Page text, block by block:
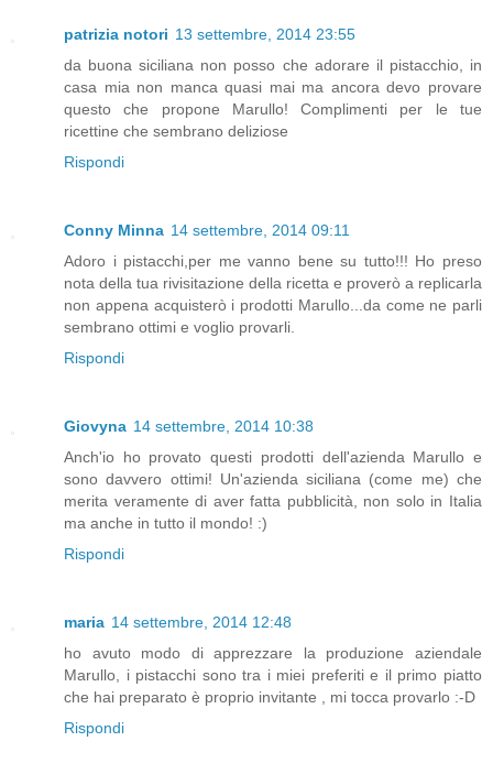
patrizia notori 13 settembre, 2014 23:55
da buona siciliana non posso che adorare il pistacchio, in
casa mia non manca quasi mai ma ancora devo provare
questo che propone Marullo! Complimenti per le tue
ricettine che sembrano deliziose
Rispondi
Conny Minna 14 settembre, 2014 09:11
Adoro i pistacchi,per me vanno bene su tutto!!! Ho preso
nota della tua rivisitazione della ricetta e proverò a replicarla
non appena acquisterò i prodotti Marullo...da come ne parli
sembrano ottimi e voglio provarli.
Rispondi
Giovyna 14 settembre, 2014 10:38
Anch'io ho provato questi prodotti dell'azienda Marullo e
sono davvero ottimi! Un'azienda siciliana (come me) che
merita veramente di aver fatta pubblicità, non solo in Italia
ma anche in tutto il mondo! :)
Rispondi
maria 14 settembre, 2014 12:48
ho avuto modo di apprezzare la produzione aziendale
Marullo, i pistacchi sono tra i miei preferiti e il primo piatto
che hai preparato è proprio invitante , mi tocca provarlo :-D
Rispondi